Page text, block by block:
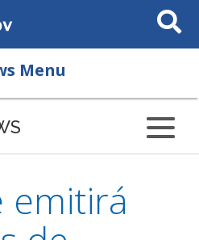
Search
This
Menu
emitirá